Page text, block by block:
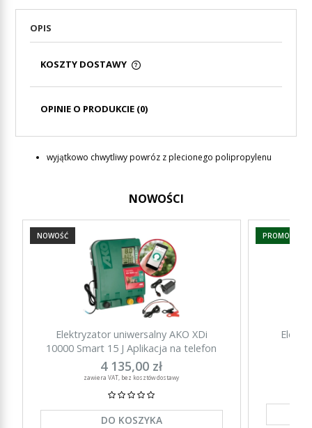
OPIS
KOSZTY DOSTAWY
PŁATNOŚCI
OPINIE O PRODUKCIE (0)
wyjątkowo chwytliwy powróz z plecionego polipropylenu
NOWOŚCI
Elektryzator uniwersalny AKO XDi
10000 Smart 15 J Aplikacja na telefon
4 135,00 zł
zawiera VAT, bez kosztów dostawy
DO KOSZYKA
NOWOŚĆ PROMOCJA